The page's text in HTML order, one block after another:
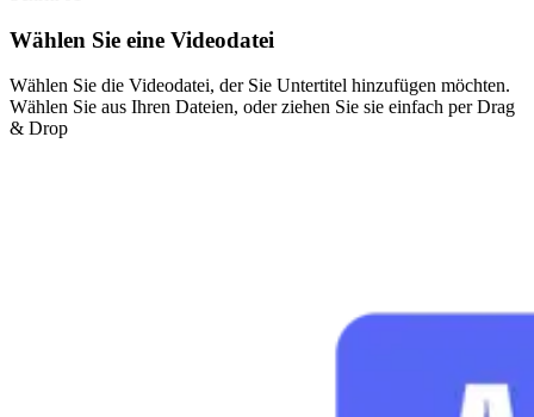
Wählen Sie eine Videodatei
Wählen Sie die Videodatei, der Sie Untertitel hinzufügen möchten.
Wählen Sie aus Ihren Dateien, oder ziehen Sie sie einfach per Drag
& Drop